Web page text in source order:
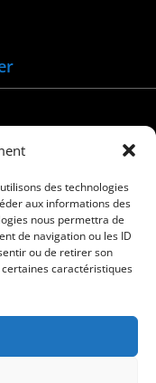
des technologies
aux informations des
nous permettra de
de navigation ou les ID
ou de retirer son
caractéristiques
Service proposé